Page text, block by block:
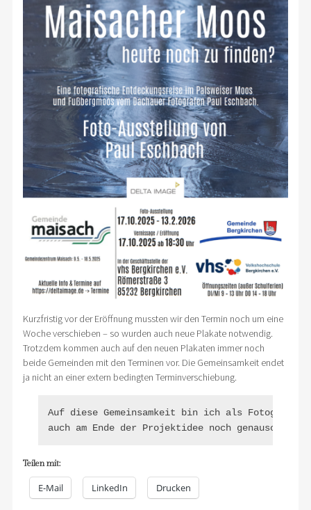
Kurzfristig vor der Eröffnung mussten wir den Termin noch um eine
Woche verschieben – so wurden auch neue Plakate notwendig.
Trotzdem kommen auch auf den neuen Plakaten immer noch
beide Gemeinden mit den Terminen vor. Die Gemeinsamkeit endet
ja nicht an einer extern bedingten Terminverschiebung.
Auf diese Gemeinsamkeit bin ich als Fotograf
auch am Ende der Projektidee noch genauso
Teilen mit:
E-Mail LinkedIn Drucken